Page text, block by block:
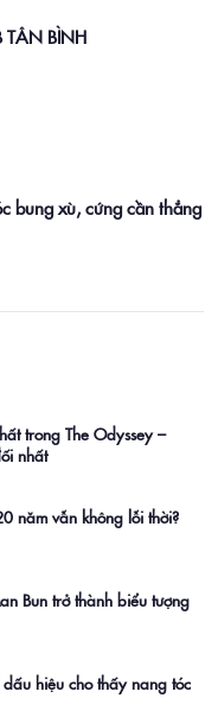
TÂN BÌNH
bung xù, cứng cần thẳng
trong The Odyssey –
nhất
năm vẫn không lỗi thời?
Bun trở thành biểu tượng
hiệu cho thấy nang tóc